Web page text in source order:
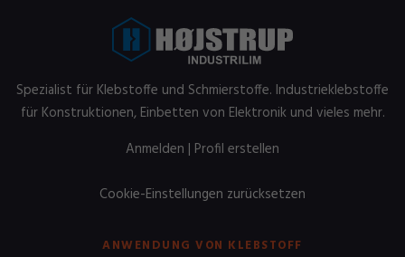
Spezialist für Klebstoffe und Schmierstoffe. Industrieklebstoffe
für Konstruktionen, Einbetten von Elektronik und vieles mehr.
Anmelden | Profil erstellen
Cookie-Einstellungen zurücksetzen
ANWENDUNG VON KLEBSTOFF